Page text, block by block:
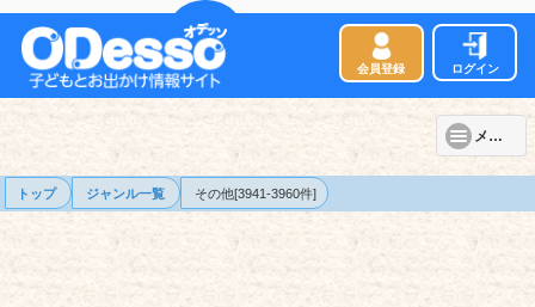
会員登録 ログイン
メニュー
トップ ジャンル一覧 その他[3941-3960件]